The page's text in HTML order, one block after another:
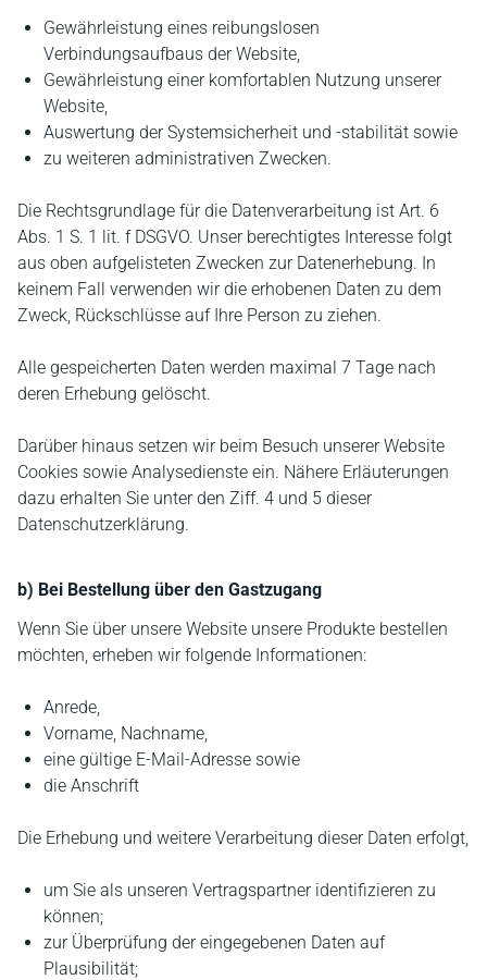
Gewährleistung eines reibungslosen
Verbindungsaufbaus der Website,
Gewährleistung einer komfortablen Nutzung unserer
Website,
Auswertung der Systemsicherheit und -stabilität sowie
zu weiteren administrativen Zwecken.
Die Rechtsgrundlage für die Datenverarbeitung ist Art. 6
Abs. 1 S. 1 lit. f DSGVO. Unser berechtigtes Interesse folgt
aus oben aufgelisteten Zwecken zur Datenerhebung. In
keinem Fall verwenden wir die erhobenen Daten zu dem
Zweck, Rückschlüsse auf Ihre Person zu ziehen.
Alle gespeicherten Daten werden maximal 7 Tage nach
deren Erhebung gelöscht.
Darüber hinaus setzen wir beim Besuch unserer Website
Cookies sowie Analysedienste ein. Nähere Erläuterungen
dazu erhalten Sie unter den Ziff. 4 und 5 dieser
Datenschutzerklärung.
b) Bei Bestellung über den Gastzugang
Wenn Sie über unsere Website unsere Produkte bestellen
möchten, erheben wir folgende Informationen:
Anrede,
Vorname, Nachname,
eine gültige E-Mail-Adresse sowie
die Anschrift
Die Erhebung und weitere Verarbeitung dieser Daten erfolgt,
um Sie als unseren Vertragspartner identifizieren zu
können;
zur Überprüfung der eingegebenen Daten auf
Plausibilität;